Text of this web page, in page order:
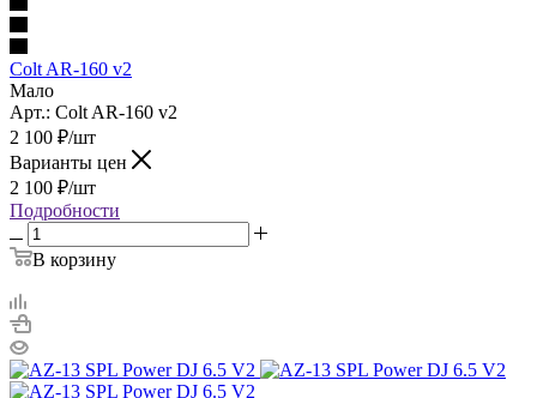
Colt AR-160 v2
Мало
Арт.: Colt AR-160 v2
2 100 ₽/шт
Варианты цен
2 100 ₽/шт
Подробности
В корзину